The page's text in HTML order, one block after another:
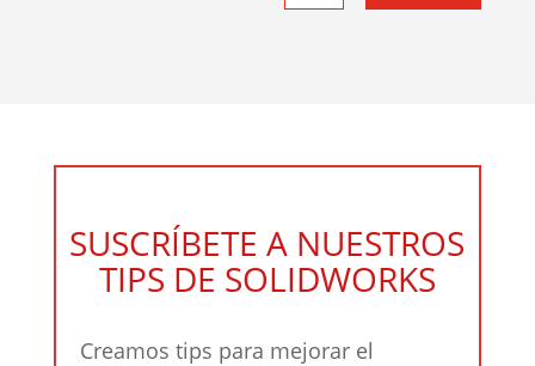
SUSCRÍBETE A NUESTROS
TIPS DE SOLIDWORKS
Creamos tips para mejorar el